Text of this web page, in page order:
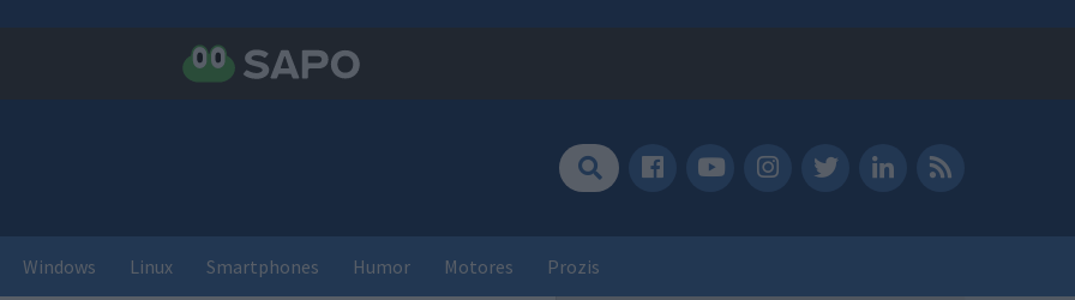
Windows Linux Smartphones Humor Motores Prozis